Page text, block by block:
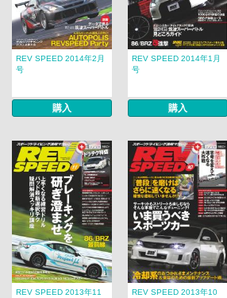
REV SPEED 2014年2月
号
購入
REV SPEED 2014年1月
号
購入
REV SPEED 2013年11
REV SPEED 2013年10